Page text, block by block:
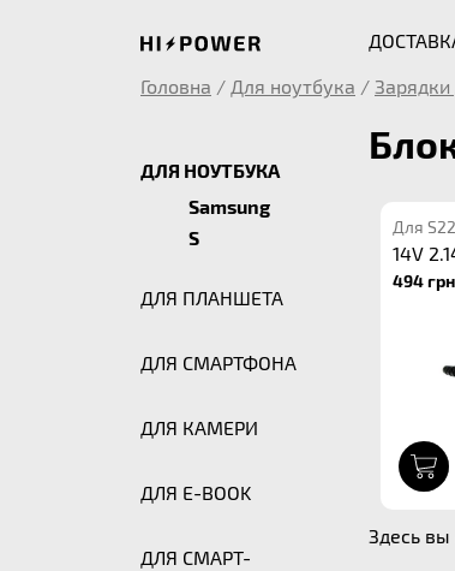
Головна / Для ноутбука / Зарядки
ДЛЯ НОУТБУКА
Samsung
S
ДЛЯ ПЛАНШЕТА
ДЛЯ СМАРТФОНА
ДЛЯ КАМЕРИ
ДЛЯ E-BOOK
ДЛЯ СМАРТ-
Для
14V
494
Здесь вы